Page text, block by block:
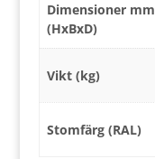
Dimensioner mm
(HxBxD)
Vikt (kg)
Stomfärg (RAL)